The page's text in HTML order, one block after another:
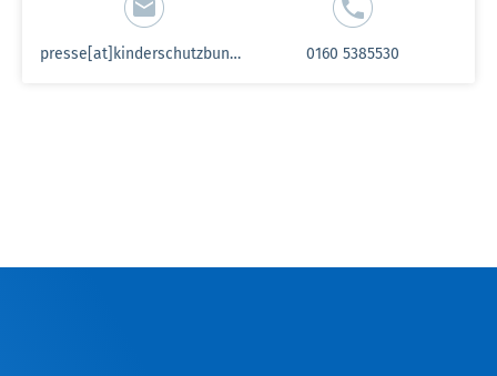
presse[at]kinderschutzbund-sh.de 0160 5385530